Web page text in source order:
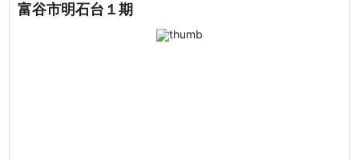
富谷市明石台１期